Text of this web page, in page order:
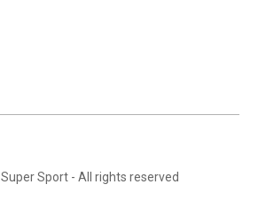
Super Sport- All rights reserved